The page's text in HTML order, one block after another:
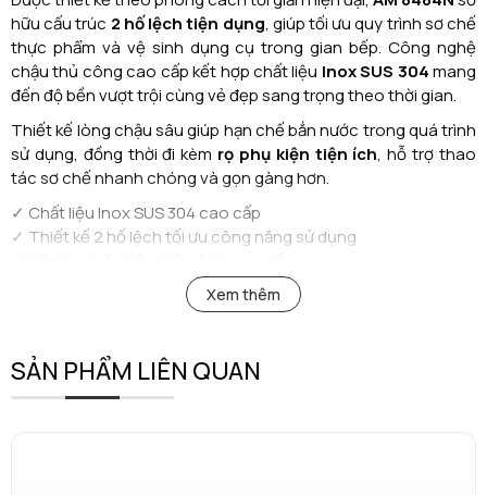
hữu cấu trúc 2 hố lệch tiện dụng, giúp tối ưu quy trình sơ chế
thực phẩm và vệ sinh dụng cụ trong gian bếp. Công nghệ
chậu thủ công cao cấp kết hợp chất liệu Inox SUS 304mang
đến độ bền vượt trội cùng vẻ đẹp sang trọng theo thời gian.
Thiết kế lòng chậu sâu giúp hạn chế bắn nước trong quá trình
sử dụng, đồng thời đi kèm rọ phụ kiện tiện ích, hỗ trợ thao
tác sơ chế nhanh chóng và gọn gàng hơn.
✓ Chất liệu Inox SUS 304 cao cấp
✓ Thiết kế 2 hố lệch tối ưu công năng sử dụng
✓ Lòng chậu sâu, hạn chế bắn nước
✓ Chống oxy hóa và ăn mòn hiệu quả
✓ Tặng kèm rọ phụ kiện tiện ích
Với thiết kế hiện đại cùng độ hoàn thiện cao cấp,
Xem thêm
SẢN PHẨM LIÊN QUAN